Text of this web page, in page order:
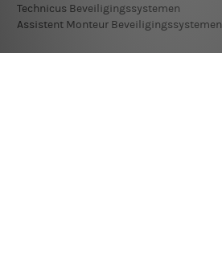
Technicus Beveiligingssystemen
Assistent Monteur Beveiligingssystemen